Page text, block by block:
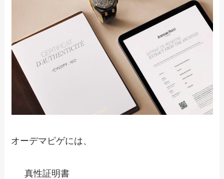
オーデマピゲには、
真性証明書